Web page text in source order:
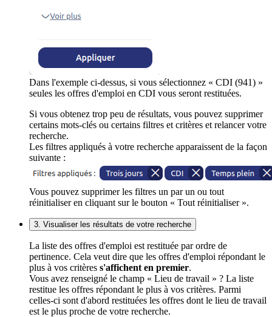
Dans l'exemple ci-dessus, si vous sélectionnez « CDI (941) »
seules les offres d'emploi en CDI vous seront restituées.
Si vous obtenez trop peu de résultats, vous pouvez supprimer
certains mots-clés ou certains filtres et critères et relancer votre
recherche.
Les filtres appliqués à votre recherche apparaissent de la façon
suivante :
Vous pouvez supprimer les filtres un par un ou tout
réinitialiser en cliquant sur le bouton « Tout réinitialiser ».
3. Visualiser les résultats de votre recherche
La liste des offres d'emploi est restituée par ordre de
pertinence. Cela veut dire que les offres d'emploi répondant le
plus à vos critères s'affichent en premier.
Vous avez renseigné le champ « Lieu de travail » ? La liste
restitue les offres répondant le plus à vos critères. Parmi
celles-ci sont d'abord restituées les offres dont le lieu de travail
est le plus proche de votre recherche.